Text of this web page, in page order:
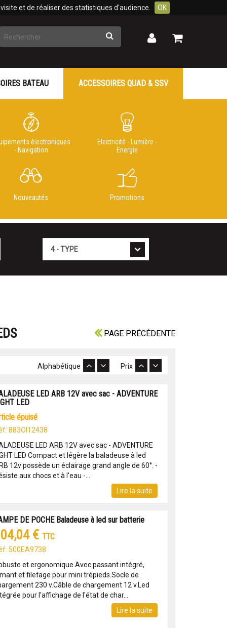
et de réaliser des statistiques d'audience. OK
Rechercher Mon
Mon
BATEAU ACCESSOIRES QUAD & SSV
électroniques
- Navigation
Electricité - Lumière -
Energie
Nouveautés Promotions
PAGE PRÉCÉDENTE
Prix
Alphabétique
LED ARB 12V avec sac - ADVENTURE
LED
épuisé
883OI12438
LED ARB 12V avec sac - ADVENTURE
LED Compact et légère la baladeuse à led
12v possède un éclairage grand angle de 60°. -
aux chocs et à l'eau -...
Lire la suite
DE POCHE Baladeuse à led sur batterie
€ TTC
500EA9738
et ergonomique.Avec passant intégré,
et filetage pour mini trépieds.Socle de
230 v.Câble de chargement 12 v.Led
pour l'affichage de l'état de char...
Lire la suite